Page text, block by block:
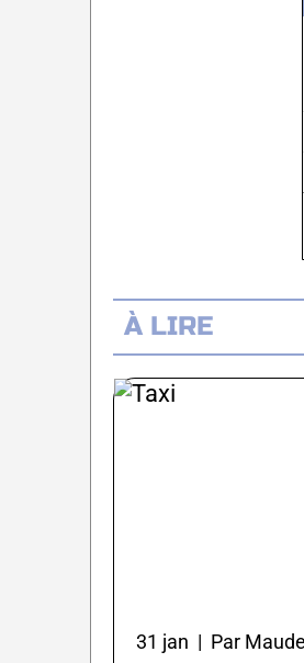
À LIRE
31 jan | Par